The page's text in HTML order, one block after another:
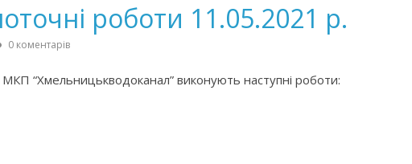
роботи 11.05.2021 р.
0 коментарів
“Хмельницькводоканал” виконують наступні роботи: